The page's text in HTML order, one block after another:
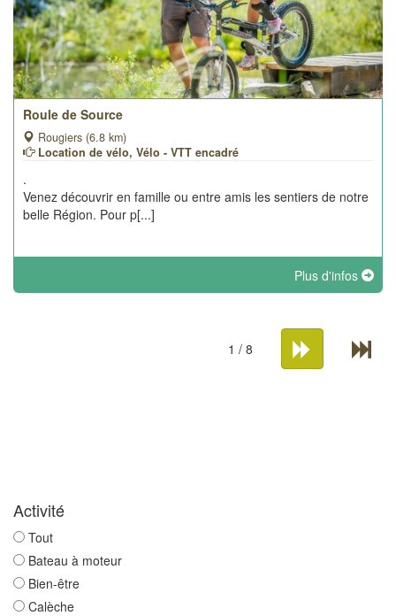
Roule de Source
Rougiers (6.8 km)
Location de vélo, Vélo - VTT encadré
.
Venez découvrir en famille ou entre amis les sentiers de notre
belle Région. Pour p[...]
Plus d'infos
1 / 8
Activité
Tout
Bateau à moteur
Bien-être
Calèche